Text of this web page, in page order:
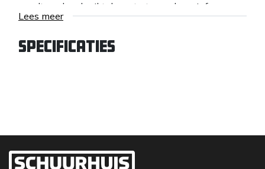
wordt vaak gebruikt door stratenmakers, infra
bedrijven en hoveniers.
Dankzij de rechte voorzijde van de ATLAS
De ATLAS Meetsteel is voorzien van een
schaalverdeling in centimeters, met een markering
bij iedere 5 en 10 centimeter. Zo meet men bij het
Lees meer
Specificaties